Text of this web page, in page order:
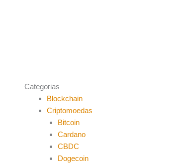
Categorias
Blockchain
Criptomoedas
Bitcoin
Cardano
CBDC
Dogecoin